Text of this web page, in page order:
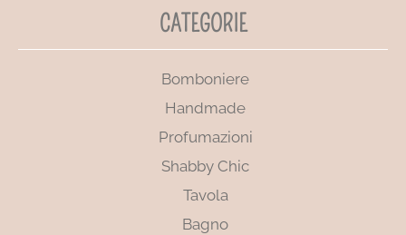
CATEGORIE
Bomboniere
Handmade
Profumazioni
Shabby Chic
Tavola
Bagno